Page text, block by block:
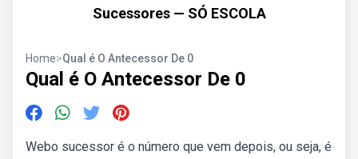
Sucessores — SÓ ESCOLA
Home>Qual é O Antecessor De 0
Qual é O Antecessor De 0
Webo sucessor é o número que vem depois, ou seja, é